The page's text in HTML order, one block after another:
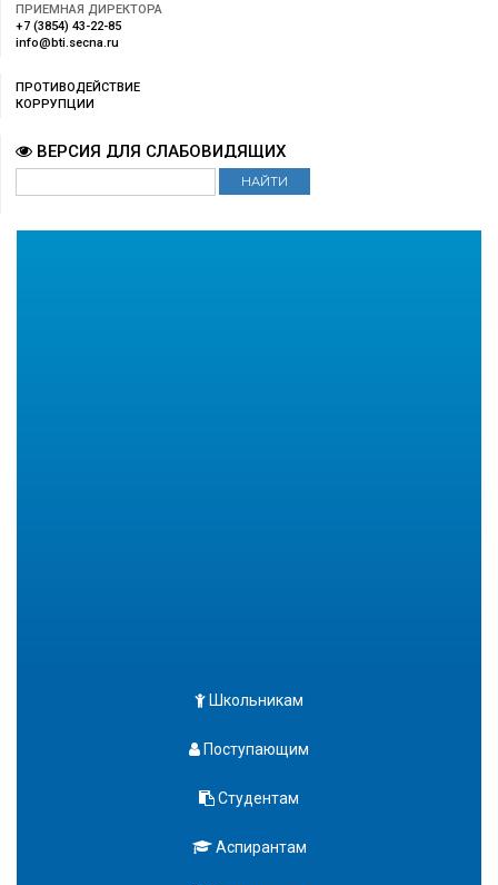
ПРИЕМНАЯ ДИРЕКТОРА
+7 (3854) 43-22-85
info@bti.secna.ru
ПРОТИВОДЕЙСТВИЕ
КОРРУПЦИИ
ВЕРСИЯ ДЛЯ СЛАБОВИДЯЩИХ
Школьникам
Поступающим
Студентам
Аспирантам